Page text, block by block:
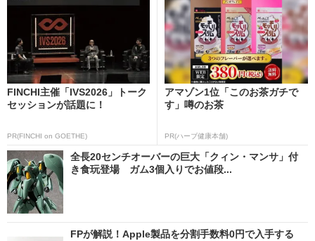
FINCHI主催「IVS2026」トーク
セッションが話題に！
PR(FINCHI on GOETHE)
アマゾン1位「このお茶ガチで
す」噂のお茶
PR(ハーブ健康本舗)
全長20センチオーバーの巨大「クィン・マンサ」付
き食玩登場 ガム3個入りでお値段...
FPが解説！Apple製品を分割手数料0円で入手する